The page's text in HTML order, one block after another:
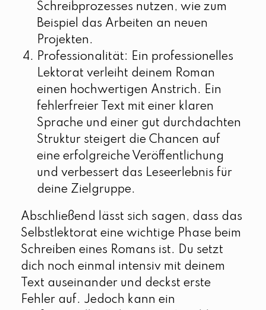
Schreibprozesses nutzen, wie zum
Beispiel das Arbeiten an neuen
Projekten.
Professionalität: Ein professionelles
Lektorat verleiht deinem Roman
einen hochwertigen Anstrich. Ein
fehlerfreier Text mit einer klaren
Sprache und einer gut durchdachten
Struktur steigert die Chancen auf
eine erfolgreiche Veröffentlichung
und verbessert das Leseerlebnis für
deine Zielgruppe.
Abschließend lässt sich sagen, dass das
Selbstlektorat eine wichtige Phase beim
Schreiben eines Romans ist. Du setzt
dich noch einmal intensiv mit deinem
Text auseinander und deckst erste
Fehler auf. Jedoch kann ein